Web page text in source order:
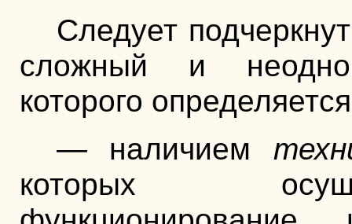
Следует
сложный и
которого
— наличием
которых